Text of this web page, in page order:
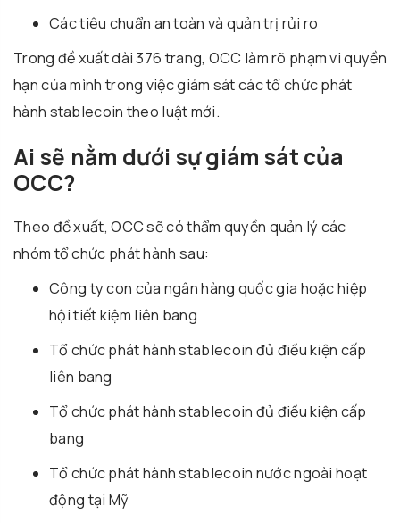
Các tiêu chuẩn an toàn và quản trị rủi ro
Trong đề xuất dài 376 trang, OCC làm rõ phạm vi quyền
hạn của mình trong việc giám sát các tổ chức phát
hành stablecoin theo luật mới.
Ai sẽ nằm dưới sự giám sát của
OCC?
Theo đề xuất, OCC sẽ có thẩm quyền quản lý các
nhóm tổ chức phát hành sau:
Công ty con của ngân hàng quốc gia hoặc hiệp
hội tiết kiệm liên bang
Tổ chức phát hành stablecoin đủ điều kiện cấp
liên bang
Tổ chức phát hành stablecoin đủ điều kiện cấp
bang
Tổ chức phát hành stablecoin nước ngoài hoạt
động tại Mỹ